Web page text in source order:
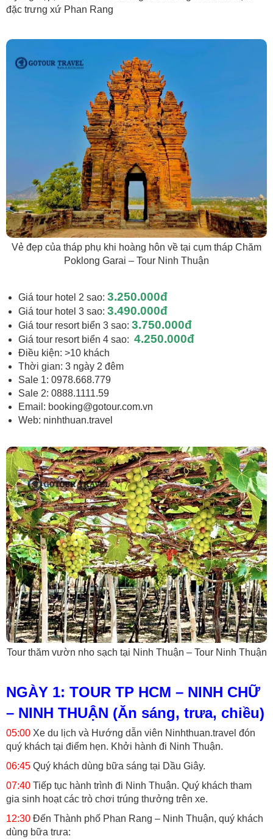
đặc trưng xứ Phan Rang
Vẻ đẹp của tháp phụ khi hoàng hôn về tại cụm tháp Chăm
Poklong Garai – Tour Ninh Thuận
Giá tour hotel 2 sao: 3.250.000đ
Giá tour hotel 3 sao: 3.490.000đ
Giá tour resort biển 3 sao: 3.750.000đ
Giá tour resort biển 4 sao: 4.250.000đ
Điều kiện: >10 khách
Thời gian: 3 ngày 2 đêm
Sale 1: 0978.668.779
Sale 2: 0888.1111.59
Email: booking@gotour.com.vn
Web: ninhthuan.travel
Tour thăm vườn nho sạch tại Ninh Thuận – Tour Ninh Thuận
NGÀY 1: TOUR TP HCM – NINH CHỮ
– NINH THUẬN (Ăn sáng, trưa, chiều)
05:00 Xe du lịch và Hướng dẫn viên Ninhthuan.travel đón
quý khách tại điểm hẹn. Khởi hành đi Ninh Thuận.
06:45 Quý khách dùng bữa sáng tại Dầu Giây.
07:40 Tiếp tục hành trình đi Ninh Thuận. Quý khách tham
gia sinh hoạt các trò chơi trúng thưởng trên xe.
12:30 Đến Thành phố Phan Rang – Ninh Thuận, quý khách
dùng bữa trưa: